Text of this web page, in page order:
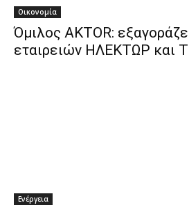
Οικονομία
Όμιλος AKTOR:
εταιρειών ΗΛΕΚΤΩΡ και
Ενέργεια